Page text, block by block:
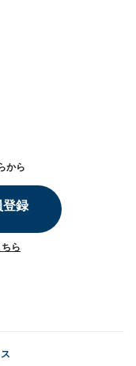
から
登録
ちら